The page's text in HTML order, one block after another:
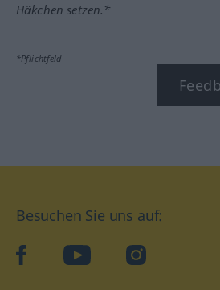
Häkchen setzen.*
*Pflichtfeld
Besuchen Sie uns auf:
facebookYouTube Instagram